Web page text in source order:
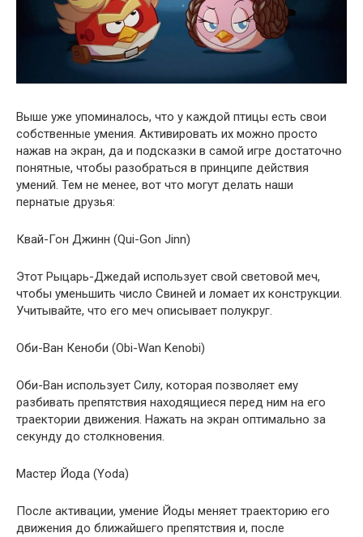
Выше уже упоминалось, что у каждой птицы есть свои
собственные умения. Активировать их можно просто
нажав на экран, да и подсказки в самой игре достаточно
понятные, чтобы разобраться в принципе действия
умений. Тем не менее, вот что могут делать наши
пернатые друзья:
Квай-Гон Джинн (Qui-Gon Jinn)
Этот Рыцарь-Джедай использует свой световой меч,
чтобы уменьшить число Свиней и ломает их конструкции.
Учитывайте, что его меч описывает полукруг.
Оби-Ван Кеноби (Obi-Wan Kenobi)
Оби-Ван использует Силу, которая позволяет ему
разбивать препятствия находящиеся перед ним на его
траектории движения. Нажать на экран оптимально за
секунду до столкновения.
Мастер Йода (Yoda)
После активации, умение Йоды меняет траекторию его
движения до ближайшего препятствия и, после